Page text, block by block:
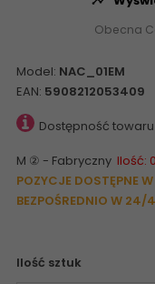
Obecna
Model: NAC_01EM
EAN: 5908212053409
Dostępność
M ② - Fabryczny Ilość: 0
POZYCJE DOSTĘPNE
BEZPOŚREDNIO W 24/
Ilość sztuk